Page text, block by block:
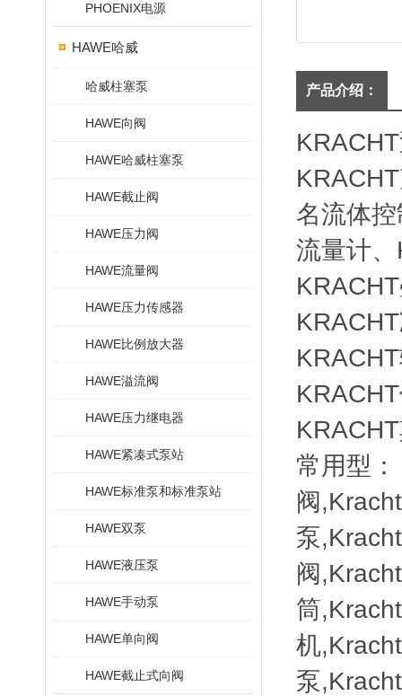
PHOENIX电源
HAWE哈威
哈威柱塞泵
HAWE向阀
HAWE哈威柱塞泵
HAWE截止阀
HAWE压力阀
HAWE流量阀
HAWE压力传感器
HAWE比例放大器
HAWE溢流阀
HAWE压力继电器
HAWE紧凑式泵站
HAWE标准泵和标准泵站
HAWE双泵
HAWE液压泵
HAWE手动泵
HAWE单向阀
HAWE截止式向阀
产品介绍：
名流体
流量计
常用型
阀
泵
阀
筒
机
泵